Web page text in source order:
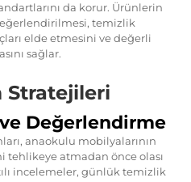
da korur. Ürünlerin
temizlik
elde etmesini ve değerli
sağlar.
Stratejileri
Değerlendirme
anaokulu mobilyalarının
atmadan önce olası
incelemeler, günlük temizlik